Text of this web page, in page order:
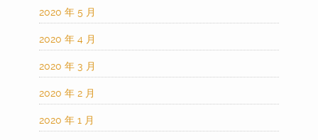
2020 年 5 月
2020 年 4 月
2020 年 3 月
2020 年 2 月
2020 年 1 月